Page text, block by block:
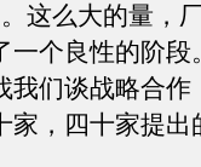
这么大的量，
一个良性的阶段
我们谈战略合作
家，四十家提出